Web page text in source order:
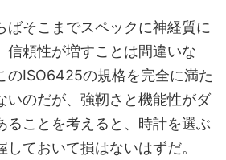
ばそこまでスペックに神経質に
信頼性が増すことは間違いな
のISO6425の規格を完全に満た
いのだが、強靭さと機能性がダ
ることを考えると、時計を選ぶ
ておいて損はないはずだ。